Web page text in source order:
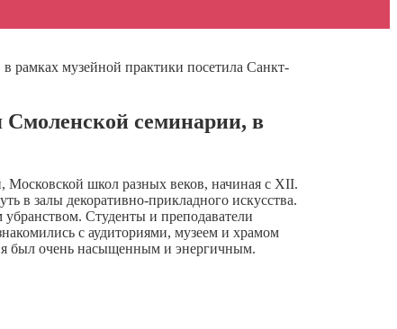
рамках музейной практики посетила Санкт-
Смоленской семинарии, в
школ разных веков, начиная с XII.
в залы декоративно-прикладного искусства.
Студенты и преподаватели
с аудиториями, музеем и храмом
был очень насыщенным и энергичным.